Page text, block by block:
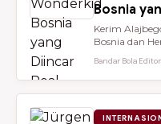
Bosnia
Kerim
Bosnia dan
Bandar Bola